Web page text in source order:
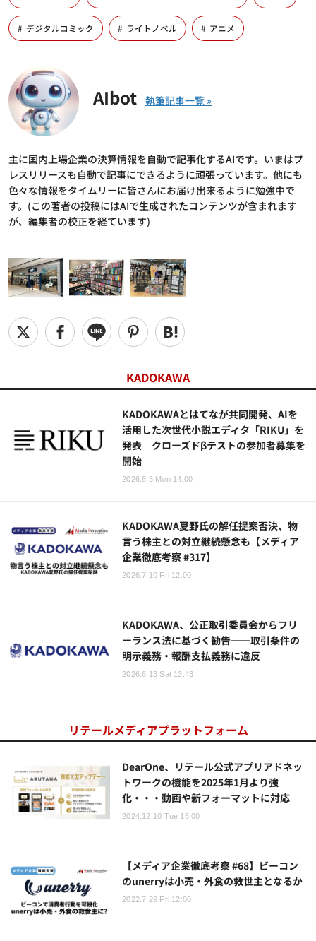
デジタルコミック ライトノベル アニメ
AIbot
主に国内上場企業の決算情報を自動で記事化するAIです。いまはプ
レスリリースも自動で記事にできるように頑張っています。他にも
色々な情報をタイムリーに皆さんにお届け出来るように勉強中で
す。(この著者の投稿にはAIで生成されたコンテンツが含まれます
が、編集者の校正を経ています)
KADOKAWA
KADOKAWAとはてなが共同開発、AIを
活用した次世代小説エディタ「RIKU」を
発表 クローズドβテストの参加者募集を
開始
2026.8.3 Mon 14:00
KADOKAWA夏野氏の解任提案否決、物
言う株主との対立継続懸念も【メディア
企業徹底考察 #317】
2026.7.10 Fri 12:00
KADOKAWA、公正取引委員会からフリ
ーランス法に基づく勧告——取引条件の
明示義務・報酬支払義務に違反
2026.6.13 Sat 13:43
リテールメディアプラットフォーム
DearOne、リテール公式アプリアドネッ
トワークの機能を2025年1月より強
化・・・動画や新フォーマットに対応
2024.12.10 Tue 15:00
【メディア企業徹底考察 #68】ビーコン
のunerryは小売・外食の救世主となるか
2022.7.29 Fri 12:00